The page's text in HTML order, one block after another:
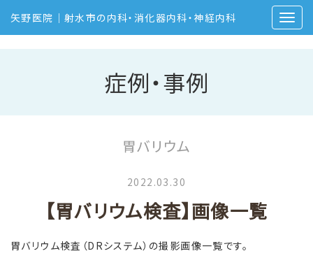
矢野医院｜射水市の内科・消化器内科・神経内科
症例・事例
胃バリウム
2022.03.30
【胃バリウム検査】画像一覧
胃バリウム検査（DRシステム）の撮影画像一覧です。